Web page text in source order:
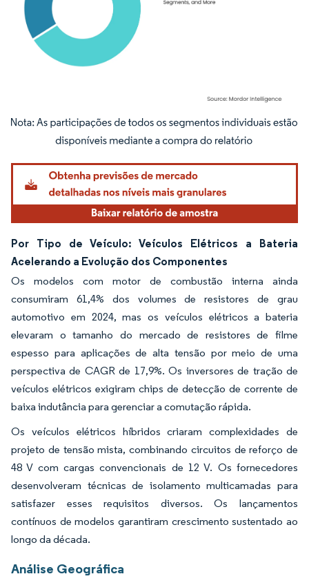
Imagem © Mordor Intelligence. O reuso requer atribuição conforme CC BY 4.0.
Por Tipo de Veículo: Veículos Elétricos a Bateria
Acelerando a Evolução dos Componentes
Os modelos com motor de combustão interna ainda
consumiram 61,4% dos volumes de resistores de grau
automotivo em 2024, mas os veículos elétricos a bateria
elevaram o tamanho do mercado de resistores de filme
espesso para aplicações de alta tensão por meio de uma
perspectiva de CAGR de 17,9%. Os inversores de tração de
veículos elétricos exigiram chips de detecção de corrente de
baixa indutância para gerenciar a comutação rápida.
Os veículos elétricos híbridos criaram complexidades de
projeto de tensão mista, combinando circuitos de reforço de
48 V com cargas convencionais de 12 V. Os fornecedores
desenvolveram técnicas de isolamento multicamadas para
satisfazer esses requisitos diversos. Os lançamentos
contínuos de modelos garantiram crescimento sustentado ao
longo da década.
Análise Geográfica